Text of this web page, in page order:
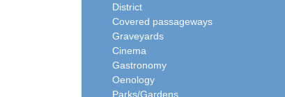
District
Covered passageways
Graveyards
Cinema
Gastronomy
Oenology
Parks/Gardens